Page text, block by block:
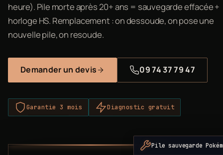
heure). Pile morte après 20+ ans = sauvegarde effacée +
horloge HS. Remplacement : on dessoude, on pose une
nouvelle pile, on resoude.
Demander un devis 09 74 37 79 47
Garantie 3 mois Diagnostic gratuit
Pile sauvegarde